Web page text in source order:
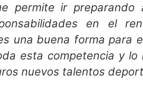
permite ir
en el
una buena forma para
esta competencia y
nuevos talentos